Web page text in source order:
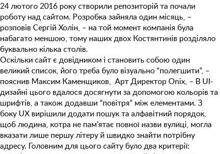
24 лютого 2016 року створили репозиторій та почали
роботу над сайтом. Розробка зайняла один місяць, –
розповів Сергій Холін, – на той момент компанія була
набагато меншою, тому наших двох Костянтинів розділяло
буквально кілька столів.
Оскільки сайт є довідником і становить собою один
великий список, його треба було візуально “полегшити”, –
пояснив Максим Каменщиков, Арт Директор Onix, – В UI-
дизайні цього вдалося досягнути за допомогою кольорів та
шрифтів, а також додавши “повітря” між елементами. З
боку UX вирішили додати пошук та алфавітний порядок,
щоб людина, котра не пам’ятає повної назви вулиці, могла
вказати лише першу літеру й швидко знайти потрібну
адресу. Головним для цього сайту було два критерії: